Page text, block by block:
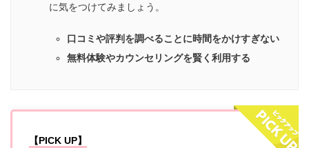
に気をつけてみましょう。
口コミや評判を調べることに時間をかけすぎない
無料体験やカウンセリングを賢く利用する
【PICK UP】